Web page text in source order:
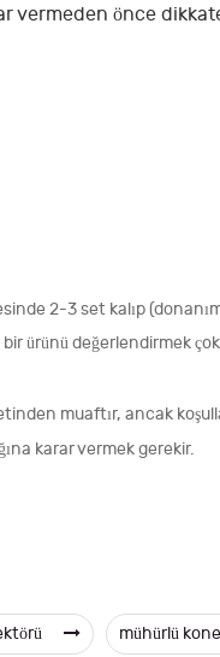
vermeden önce
2-3 set kalıp
ürünü değerlendirmek
muaftır, ancak
karar vermek gerekir.
mühürlü